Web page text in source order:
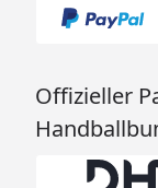
Offizieller